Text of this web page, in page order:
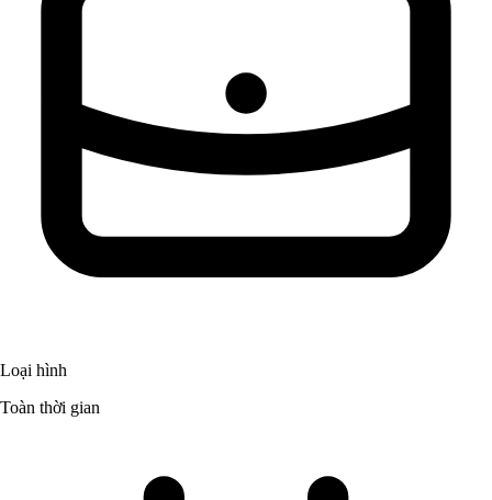
Loại hình
Toàn thời gian